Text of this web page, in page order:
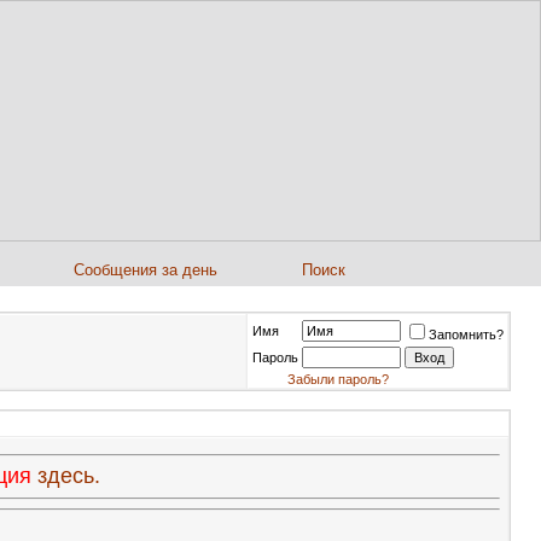
Сообщения за день Поиск
Имя
Запомнить?
Пароль
Забыли пароль?
здесь.